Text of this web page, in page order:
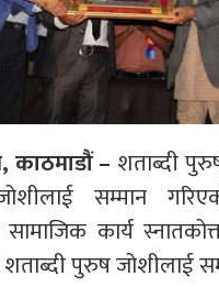
काठमाडौं – शताब्दी
सम्मान
सामाजिक कार्य
शताब्दी पुरुष जोशीलाई